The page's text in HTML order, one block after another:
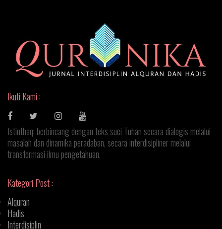
Ikuti Kami :
Istinthaq: berbincang dengan teks suci Tuhan secara dialogis melalui
masalah dan dinamika peradaban, secara interdisipliner melalui
transformasi ilmu pengetahuan.
Kategori Post :
Alquran
Hadis
Interdisiplin